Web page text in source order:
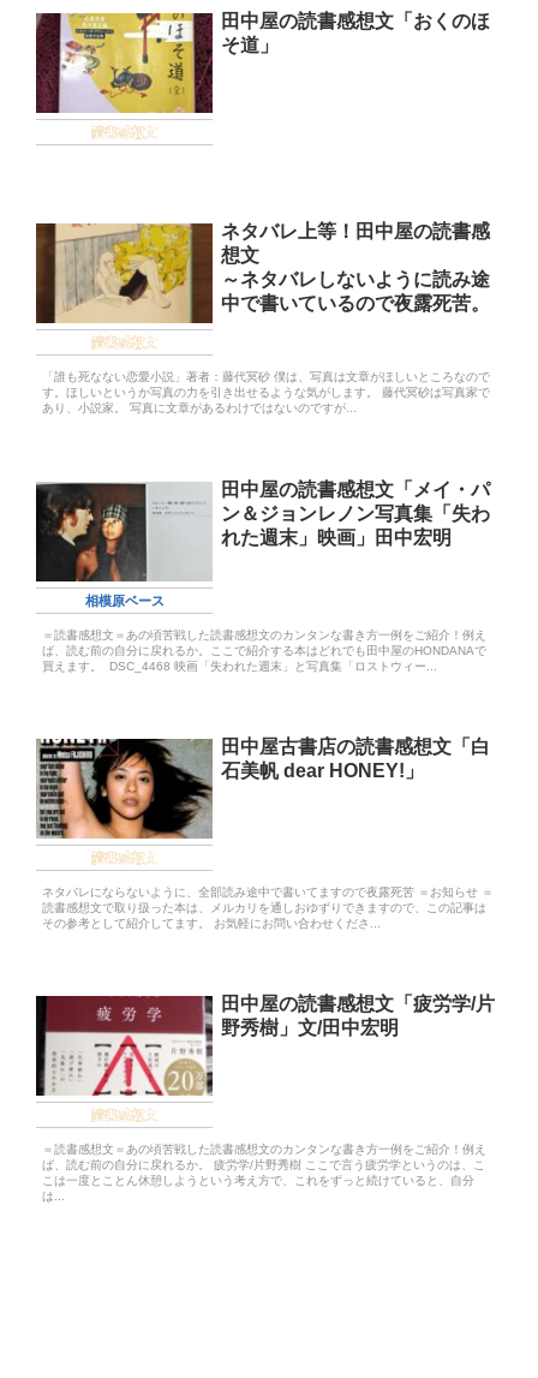
読書感想文
田中屋の読書感想文「おくのほ
そ道」
読書感想文
ネタバレ上等！田中屋の読書感
想文
～ネタバレしないように読み途
中で書いているので夜露死苦。
「誰も死なない恋愛小説」著者：藤代冥砂 僕は、写真は文章がほしいところなので
す。ほしいというか写真の力を引き出せるような気がします。 藤代冥砂は写真家で
あり、小説家。 写真に文章があるわけではないのですが...
相模原ベース
田中屋の読書感想文「メイ・パ
ン＆ジョンレノン写真集「失わ
れた週末」映画」田中宏明
＝読書感想文＝あの頃苦戦した読書感想文のカンタンな書き方一例をご紹介！例え
ば、読む前の自分に戻れるか。ここで紹介する本はどれでも田中屋のHONDANAで
買えます。 DSC_4468 映画「失われた週末」と写真集「ロストウィー...
読書感想文
田中屋古書店の読書感想文「白
石美帆 dear HONEY!」
ネタバレにならないように、全部読み途中で書いてますので夜露死苦 ＝お知らせ ＝
読書感想文で取り扱った本は、メルカリを通しおゆずりできますので、この記事は
その参考として紹介してます。 お気軽にお問い合わせくださ...
読書感想文
田中屋の読書感想文「疲労学/片
野秀樹」文/田中宏明
＝読書感想文＝あの頃苦戦した読書感想文のカンタンな書き方一例をご紹介！例え
ば、読む前の自分に戻れるか。 疲労学/片野秀樹 ここで言う疲労学というのは、こ
こは一度とことん休憩しようという考え方で、これをずっと続けていると、自分
は...